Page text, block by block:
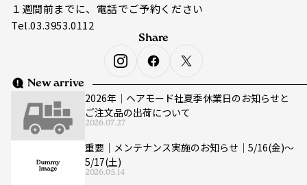
１週間前までに、電話でご予約ください
Tel.03.3953.0112
New arrive
2026年｜ヘアモード社夏季休業日のお知らせと
ご注文品の出荷について
2026.07.27
重要｜メンテナンス実施のお知らせ｜5/16(金)〜
5/17(土)
2026.05.14
Share